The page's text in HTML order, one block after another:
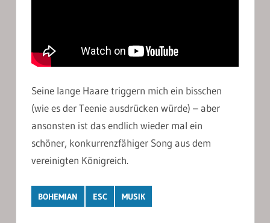
Seine lange Haare triggern mich ein bisschen
(wie es der Teenie ausdrücken würde) – aber
ansonsten ist das endlich wieder mal ein
schöner, konkurrenzfähiger Song aus dem
vereinigten Königreich.
BOHEMIAN ESC MUSIK